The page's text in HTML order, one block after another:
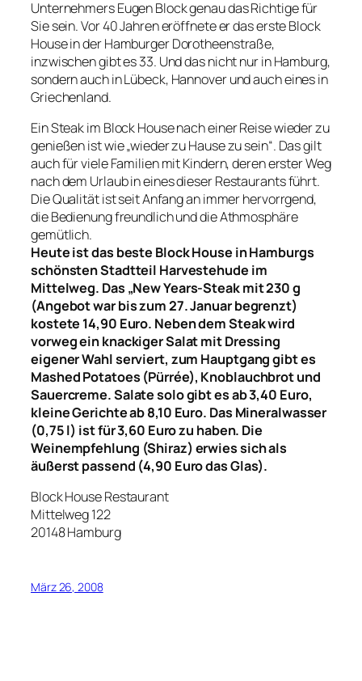
Unternehmers Eugen Block genau das Richtige für
Sie sein. Vor 40 Jahren eröffnete er das erste Block
House in der Hamburger Dorotheenstraße,
inzwischen gibt es 33. Und das nicht nur in Hamburg,
sondern auch in Lübeck, Hannover und auch eines in
Griechenland.
Ein Steak im Block House nach einer Reise wieder zu
genießen ist wie „wieder zu Hause zu sein“. Das gilt
auch für viele Familien mit Kindern, deren erster Weg
nach dem Urlaub in eines dieser Restaurants führt.
Die Qualität ist seit Anfang an immer hervorrgend,
die Bedienung freundlich und die Athmosphäre
gemütlich.
Heute ist das beste Block House in Hamburgs
schönsten Stadtteil Harvestehude im
Mittelweg. Das „New Years-Steak mit 230 g
(Angebot war bis zum 27. Januar begrenzt)
kostete 14,90 Euro. Neben dem Steak wird
vorweg ein knackiger Salat mit Dressing
eigener Wahl serviert, zum Hauptgang gibt es
Mashed Potatoes (Pürrée), Knoblauchbrot und
Sauercreme. Salate solo gibt es ab 3,40 Euro,
kleine Gerichte ab 8,10 Euro. Das Mineralwasser
(0,75 l) ist für 3,60 Euro zu haben. Die
Weinempfehlung (Shiraz) erwies sich als
äußerst passend (4,90 Euro das Glas).
Block House Restaurant
Mittelweg 122
20148 Hamburg
März 26, 2008